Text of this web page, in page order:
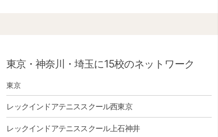
東京・神奈川・埼玉に15校のネットワーク
東京
レックインドアテニススクール西東京
レックインドアテニススクール上石神井